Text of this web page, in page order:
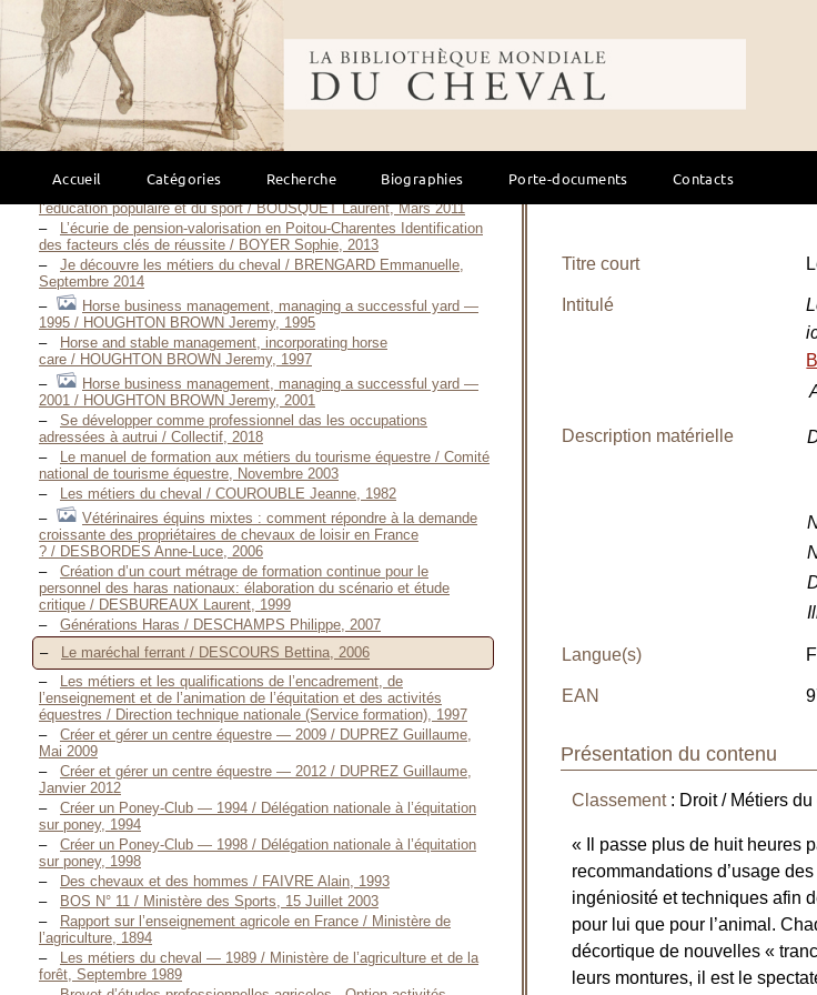
Bibliothèque mondiale du cheval
Accueil Catégories Recherche Biographies Porte-documents Contacts
1997
Vers une conception actualisée de l’insertion professionnelle dans
la filière "cheval" / BABAULT Jacques, 1998
Le Travail en France — Monographies
professionnelles / BARBERET Joseph, 1887
Métiers du cheval : associer travail, santé et
performance / BIAU Sophie, Décembre 2012
L’organisation du travail en élevage / BISCHOFF Orane, 2008
Livret Référentiel du diplôme d’État de la jeunesse, de
l’éducation populaire et du sport / BOUSQUET Laurent, Mars 2011
L’écurie de pension-valorisation en Poitou-Charentes Identification
des facteurs clés de réussite / BOYER Sophie, 2013
Je découvre les métiers du cheval / BRENGARD Emmanuelle,
Septembre 2014
Horse business management, managing a successful yard —
1995 / HOUGHTON BROWN Jeremy, 1995
Horse and stable management, incorporating horse
care / HOUGHTON BROWN Jeremy, 1997
Horse business management, managing a successful yard —
2001 / HOUGHTON BROWN Jeremy, 2001
Se développer comme professionnel das les occupations
adressées à autrui / Collectif, 2018
Le manuel de formation aux métiers du tourisme équestre / Comité
national de tourisme équestre, Novembre 2003
Les métiers du cheval / COUROUBLE Jeanne, 1982
Vétérinaires équins mixtes : comment répondre à la demande
croissante des propriétaires de chevaux de loisir en France
? / DESBORDES Anne-Luce, 2006
Création d’un court métrage de formation continue pour le
personnel des haras nationaux: élaboration du scénario et étude
critique / DESBUREAUX Laurent, 1999
Générations Haras / DESCHAMPS Philippe, 2007
Le maréchal ferrant / DESCOURS Bettina, 2006
Les métiers et les qualifications de l’encadrement, de
l’enseignement et de l’animation de l’équitation et des activités
équestres / Direction technique nationale (Service formation), 1997
Créer et gérer un centre équestre — 2009 / DUPREZ Guillaume,
Mai 2009
Créer et gérer un centre équestre — 2012 / DUPREZ Guillaume,
Janvier 2012
Créer un Poney-Club — 1994 / Délégation nationale à l’équitation
sur poney, 1994
Créer un Poney-Club — 1998 / Délégation nationale à l’équitation
sur poney, 1998
Des chevaux et des hommes / FAIVRE Alain, 1993
BOS N° 11 / Ministère des Sports, 15 Juillet 2003
Rapport sur l’enseignement agricole en France / Ministère de
l’agriculture, 1894
Les métiers du cheval — 1989 / Ministère de l’agriculture et de la
forêt, Septembre 1989
Titre court
Intitulé
Description matérielle
Langue(s)
EAN
Présentation du contenu
Classement: Droit / Métiers du
« Il passe plus de huit heures
recommandations d’usage
ingéniosité et techniques afin
pour lui que pour l’animal.
décortique de nouvelles «
leurs montures, il est le